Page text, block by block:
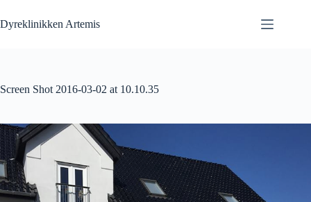
til
indhold
Dyreklinikken Artemis
Screen Shot 2016-03-02 at 10.10.35